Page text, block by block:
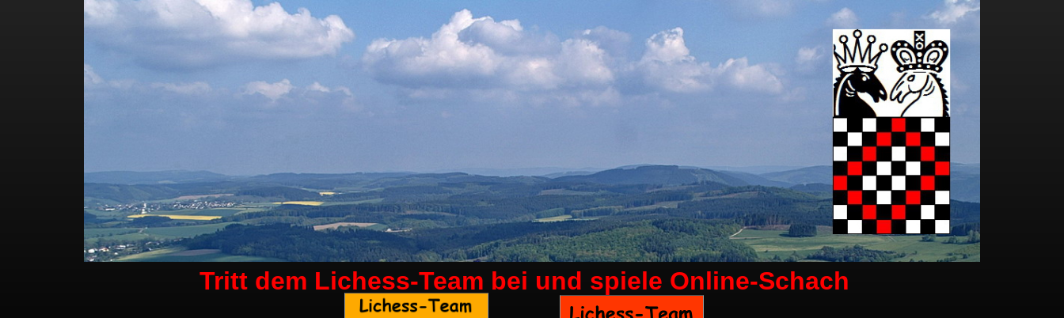
Tritt dem Lichess-Team bei und spiele Online-Schach